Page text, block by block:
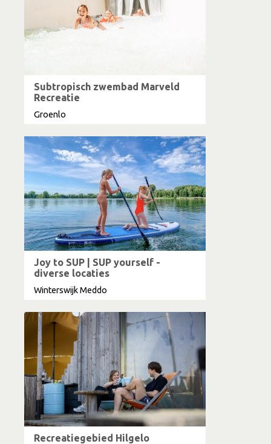
Subtropisch zwembad Marveld
Recreatie
Groenlo
Joy to SUP | SUP yourself -
diverse locaties
Winterswijk Meddo
Recreatiegebied Hilgelo